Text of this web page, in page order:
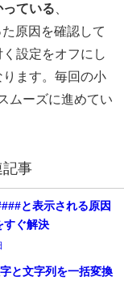
ている
た原因を確認して
設定をオフにし
ます。毎回の小
ムーズに進めてい
記事
と表示される原因
すぐ解決
と文字列を一括変換